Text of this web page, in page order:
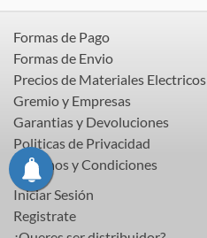
Formas de Pago
Formas de Envio
Precios de Materiales Electricos
Gremio y Empresas
Garantias y Devoluciones
Politicas de Privacidad
Terminos y Condiciones
Iniciar Sesión
Registrate